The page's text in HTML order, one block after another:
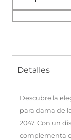
Detalles
Descubre la
para dama de
2047. Con un
complementa